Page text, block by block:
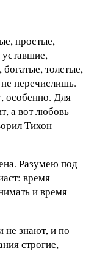
простые,
толстые,
перечислишь.
особенно. Для
а вот любовь
Тихон
Разумею под
время
и время
не знают, и по
строгие,